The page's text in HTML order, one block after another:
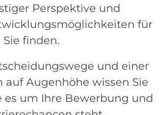
Perspektive und
für
Sie finden.
und einer
Augenhöhe wissen Sie
es um Ihre Bewerbung und